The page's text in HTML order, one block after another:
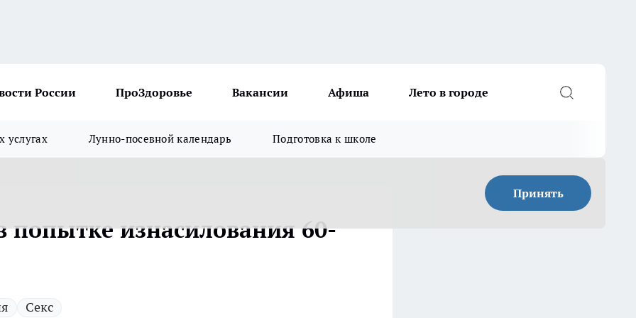
России ПроЗдоровье Вакансии Афиша Лето в городе
услугах Лунно-посевной календарь Подготовка к школе
Принять
изнасилования 60-
Секс